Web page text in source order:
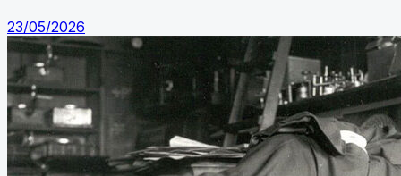
23/05/2026